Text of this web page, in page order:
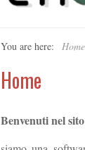
You are here: Home
Home
Benvenuti nel